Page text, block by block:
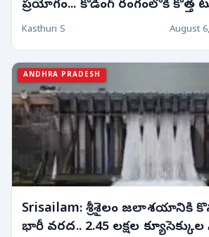
ప్రయోగం... కోడింగ్ రంగంలోకి కొత్త
Kasthuri S August
ANDHRA PRADESH
Srisailam: శ్రీశైలం జలాశయానికి
భారీ వరద.. 2.45 లక్షల